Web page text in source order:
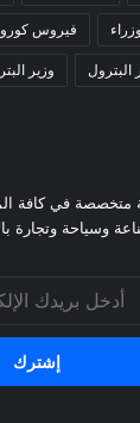
فيروس
البترول وزير
متخصصة في كافة
وسياحة وتجارة